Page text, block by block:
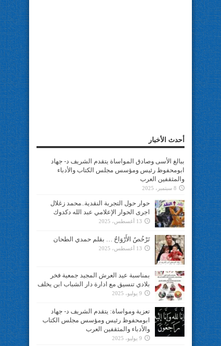
أحدث الأخبار
ببالغ الأسى وصادق المواساة يتقدم الشريف د- جهاد
ابومحفوظ رئيس ومؤسس مجلس الكتاب والأدباء
والمثقفين العرب
8 سبتمبر، 2025
حوار حول التجربة النقدية..محمد زغلال
اجرى الحوار الإعلامي عبد الله دكدوك
13 أغسطس، 2025
تَرْخُصُ الأَرْوَاحُ … بقلم حمدي الطحان
13 أغسطس، 2025
بمناسبة عيد العرش المجيد جمعية فخر
بلادي تنسيق مع ادارة دار الشباب ابن يخلف
9 يوليو، 2025
تعزية ومواساة: يتقدم الشريف د- جهاد
ابومحفوظ رئيس ومؤسس مجلس الكتاب
والأدباء والمثقفين العرب
9 يوليو، 2025